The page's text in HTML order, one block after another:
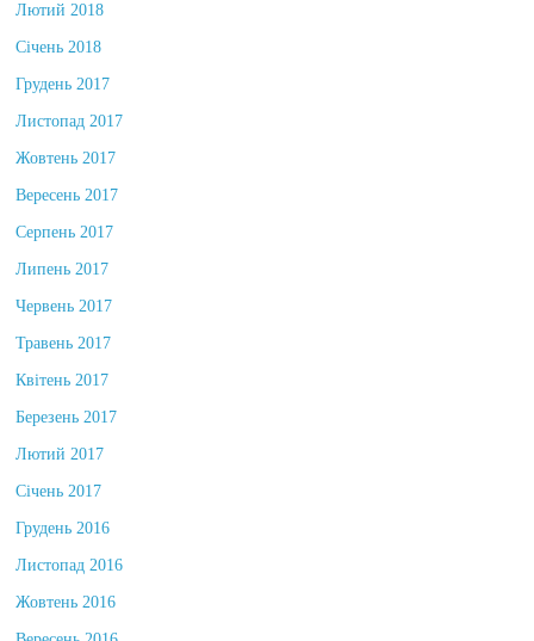
Лютий 2018
Січень 2018
Грудень 2017
Листопад 2017
Жовтень 2017
Вересень 2017
Серпень 2017
Липень 2017
Червень 2017
Травень 2017
Квітень 2017
Березень 2017
Лютий 2017
Січень 2017
Грудень 2016
Листопад 2016
Жовтень 2016